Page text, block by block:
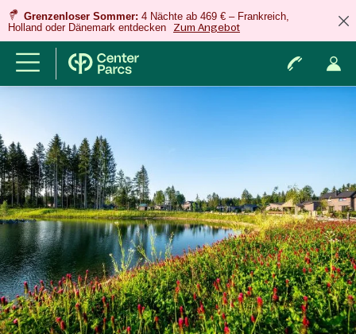
Grenzenloser Sommer: 4 Nächte ab 469 € – Frankreich,
Holland oder Dänemark entdecken
Zum Angebot